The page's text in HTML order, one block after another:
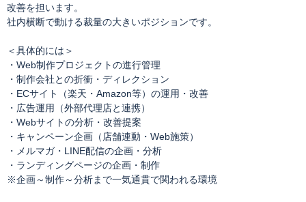
改善を担います。
社内横断で動ける裁量の大きいポジションです。
＜具体的には＞
・Web制作プロジェクトの進行管理
・制作会社との折衝・ディレクション
・ECサイト（楽天・Amazon等）の運用・改善
・広告運用（外部代理店と連携）
・Webサイトの分析・改善提案
・キャンペーン企画（店舗連動・Web施策）
・メルマガ・LINE配信の企画・分析
・ランディングページの企画・制作
※企画～制作～分析まで一気通貫で関われる環境